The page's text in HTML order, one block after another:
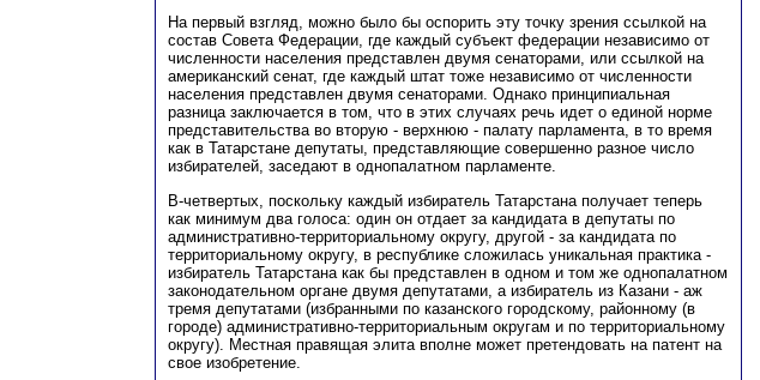
На первый взгляд, можно было бы оспорить эту точку зрения ссылкой на
состав Совета Федерации, где каждый субъект федерации независимо от
численности населения представлен двумя сенаторами, или ссылкой на
американский сенат, где каждый штат тоже независимо от численности
населения представлен двумя сенаторами. Однако принципиальная
разница заключается в том, что в этих случаях речь идет о единой норме
представительства во вторую - верхнюю - палату парламента, в то время
как в Татарстане депутаты, представляющие совершенно разное число
избирателей, заседают в однопалатном парламенте.
В-четвертых, поскольку каждый избиратель Татарстана получает теперь
как минимум два голоса: один он отдает за кандидата в депутаты по
административно-территориальному округу, другой - за кандидата по
территориальному округу, в республике сложилась уникальная практика -
избиратель Татарстана как бы представлен в одном и том же однопалатном
законодательном органе двумя депутатами, а избиратель из Казани - аж
тремя депутатами (избранными по казанского городскому, районному (в
городе) административно-территориальным округам и по территориальному
округу). Местная правящая элита вполне может претендовать на патент на
свое изобретение.